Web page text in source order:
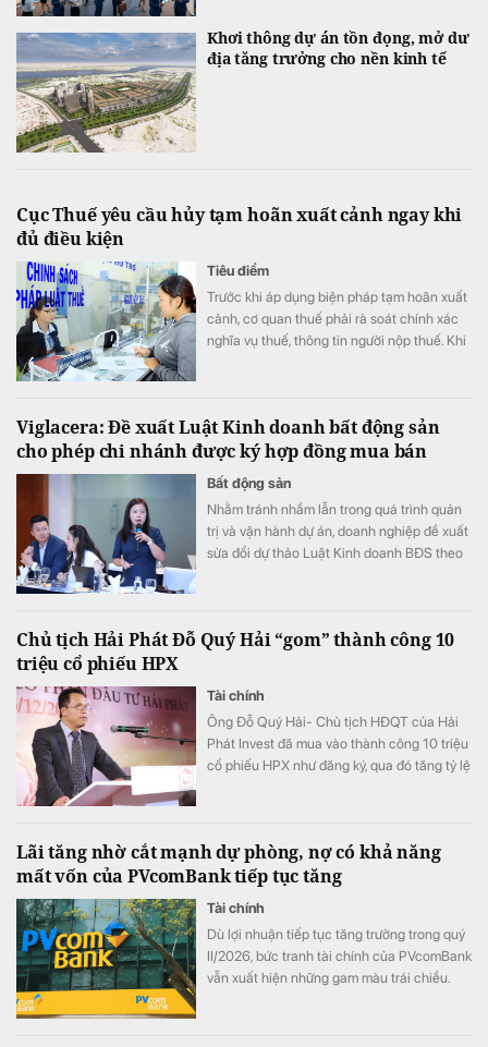
Khơi thông dự án tồn đọng, mở dư
địa tăng trưởng cho nền kinh tế
Cục Thuế yêu cầu hủy tạm hoãn xuất cảnh ngay khi
đủ điều kiện
Tiêu điểm
Trước khi áp dụng biện pháp tạm hoãn xuất
cảnh, cơ quan thuế phải rà soát chính xác
nghĩa vụ thuế, thông tin người nộp thuế. Khi
Viglacera: Đề xuất Luật Kinh doanh bất động sản
cho phép chi nhánh được ký hợp đồng mua bán
Bất động sản
Nhằm tránh nhầm lẫn trong quá trình quản
trị và vận hành dự án, doanh nghiệp đề xuất
sửa đổi dự thảo Luật Kinh doanh BĐS theo
quyền”.
Chủ tịch Hải Phát Đỗ Quý Hải “gom” thành công 10
triệu cổ phiếu HPX
Tài chính
Ông Đỗ Quý Hải- Chủ tịch HĐQT của Hải
Phát Invest đã mua vào thành công 10 triệu
cổ phiếu HPX như đăng ký, qua đó tăng tỷ lệ
Lãi tăng nhờ cắt mạnh dự phòng, nợ có khả năng
mất vốn của PVcomBank tiếp tục tăng
Tài chính
Dù lợi nhuận tiếp tục tăng trưởng trong quý
II/2026, bức tranh tài chính của PVcomBank
vẫn xuất hiện những gam màu trái chiều.